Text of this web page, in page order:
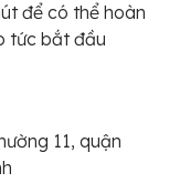
để có thể hoàn
tức bắt đầu
11, quận